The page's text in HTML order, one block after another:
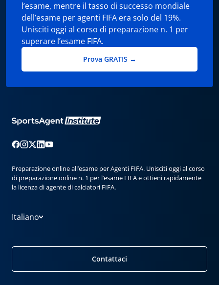
l’esame, mentre il tasso di successo mondiale
dell’esame per agenti FIFA era solo del 19%.
Unisciti oggi al corso di preparazione n. 1 per
superare l’esame FIFA.
Prova GRATIS →
Preparazione online all’esame per Agenti FIFA. Unisciti oggi al corso
di preparazione online n. 1 per l’esame FIFA e ottieni rapidamente
la licenza di agente di calciatori FIFA.
Italiano
Contattaci